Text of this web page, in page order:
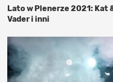
Lato w Plenerze 2021: Kat
Vader i inni